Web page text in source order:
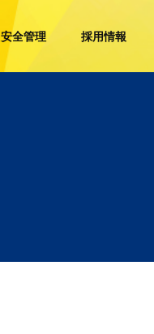
安全管理 採用情報